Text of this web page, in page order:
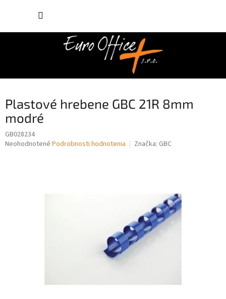
Plastové hrebene GBC 21R 8mm
modré
GB028234
Priemerné
Neohodnotené Podrobnosti hodnotenia Značka: GBC